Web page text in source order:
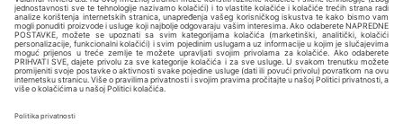
Istraži na Valamar.com
Slijedite nas na: